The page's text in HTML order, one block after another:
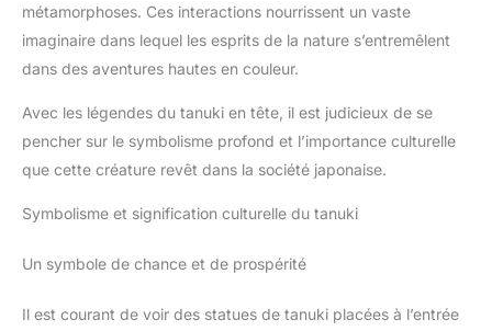
métamorphoses. Ces interactions nourrissent un vaste
imaginaire dans lequel les esprits de la nature s’entremêlent
dans des aventures hautes en couleur.
Avec les légendes du tanuki en tête, il est judicieux de se
pencher sur le symbolisme profond et l’importance culturelle
que cette créature revêt dans la société japonaise.
Symbolisme et signification culturelle du tanuki
Un symbole de chance et de prospérité
Il est courant de voir des statues de tanuki placées à l’entrée